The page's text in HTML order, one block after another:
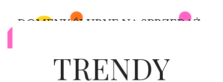
{HOT SEXY BEST}
BRI GROUP
TRENDY